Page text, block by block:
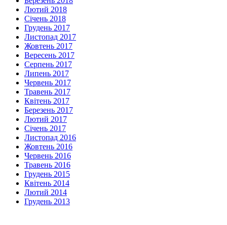
Лютий 2018
Січень 2018
Грудень 2017
Листопад 2017
Жовтень 2017
Вересень 2017
Серпень 2017
Липень 2017
Червень 2017
Травень 2017
Квітень 2017
Березень 2017
Лютий 2017
Січень 2017
Листопад 2016
Жовтень 2016
Червень 2016
Травень 2016
Грудень 2015
Квітень 2014
Лютий 2014
Грудень 2013